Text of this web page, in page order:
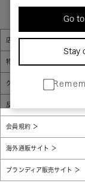
Go
Stay
当店について
店舗一覧
特定商取引法に基づく表示
グローバルプライバシーポ
反社会的勢力に対する基本方
会員規約
海外通販サイト
ブランディア販売サイト